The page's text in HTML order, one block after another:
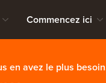
Commencez ici
en avez le plus